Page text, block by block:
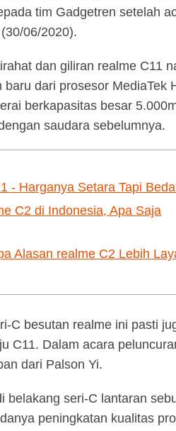
tim Gadgetren setelah
06/2020).
dan giliran realme C11
dari prosesor MediaTek
berkapasitas besar
saudara sebelumnya.
- Harganya Setara Tapi
C2 di Indonesia, Apa Saja
Alasan realme C2 Lebih
C besutan realme ini pasti
C11. Dalam acara
dari Palson Yi.
belakang seri-C lantaran
peningkatan kualitas